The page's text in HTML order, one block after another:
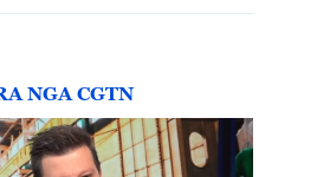
NGA CGTN